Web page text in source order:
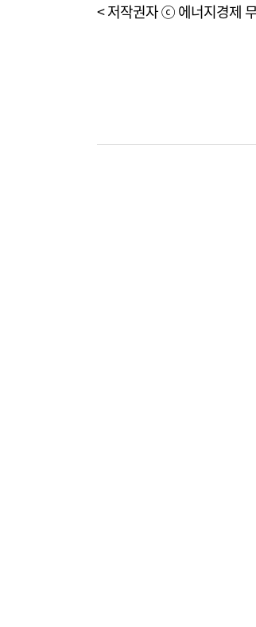
< 저작권자 ⓒ 에너지경제